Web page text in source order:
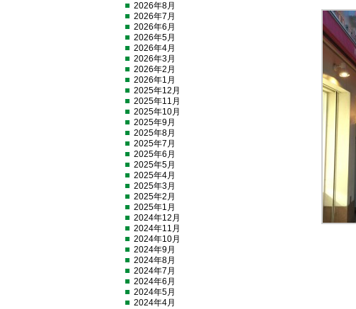
2026年8月
2026年7月
2026年6月
2026年5月
2026年4月
2026年3月
2026年2月
2026年1月
2025年12月
2025年11月
2025年10月
2025年9月
2025年8月
2025年7月
2025年6月
2025年5月
2025年4月
2025年3月
2025年2月
2025年1月
2024年12月
2024年11月
2024年10月
2024年9月
2024年8月
2024年7月
2024年6月
2024年5月
2024年4月